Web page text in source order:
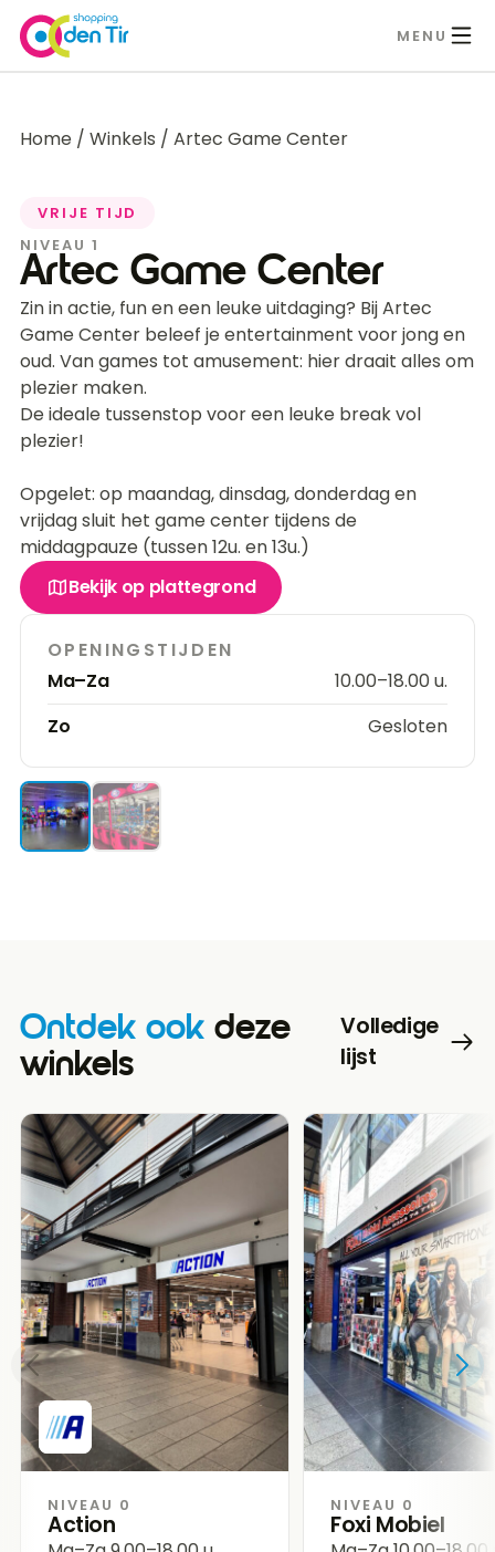
MENU
Home/ Winkels / Artec Game Center
VRIJE TIJD
NIVEAU 1
Artec Game Center
Zin in actie, fun en een leuke uitdaging? Bij Artec
Game Center beleef je entertainment voor jong en
oud. Van games tot amusement: hier draait alles om
plezier maken.
De ideale tussenstop voor een leuke break vol
plezier!
Opgelet: op maandag, dinsdag, donderdag en
vrijdag sluit het game center tijdens de
middagpauze (tussen 12u. en 13u.)
Bekijk op plattegrond
OPENINGSTIJDEN
Ma–Za
10.00–18.00 u.
Zo
Gesloten
Ontdek ook deze
winkels
Volledige
lijst
NIVEAU 0
Action
NIVEAU 0
Foxi Mobiel